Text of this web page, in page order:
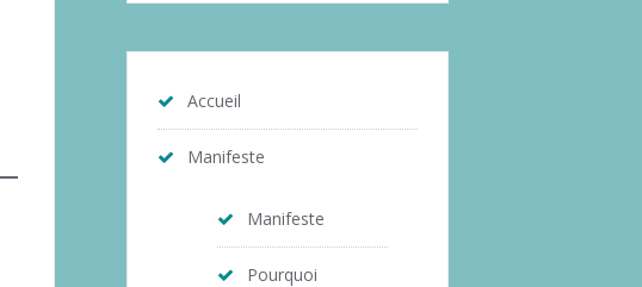
Accueil
Manifeste
Manifeste
Pourquoi